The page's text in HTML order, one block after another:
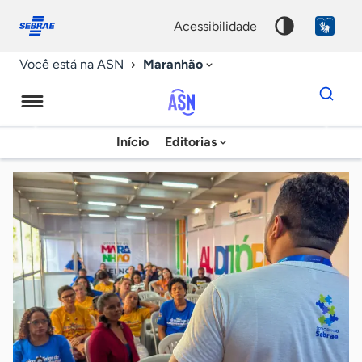
conosco
acessibilidade
Você está na ASN Maranhão
Agência
Sebrae
de
Notícias
Início Editorias
Dados
para
chave